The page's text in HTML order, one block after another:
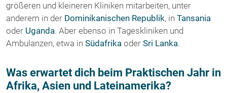
größeren und kleineren Kliniken mitarbeiten, unter
anderem in der Dominikanischen Republik, in Tansania
oder Uganda. Aber ebenso in Tageskliniken und
Ambulanzen, etwa in Südafrika oder Sri Lanka.
Was erwartet dich beim Praktischen Jahr in
Afrika, Asien und Lateinamerika?